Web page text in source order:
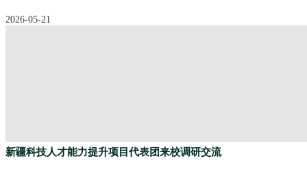
2026-05-21
新疆科技人才能力提升项目代表团来校调研交流